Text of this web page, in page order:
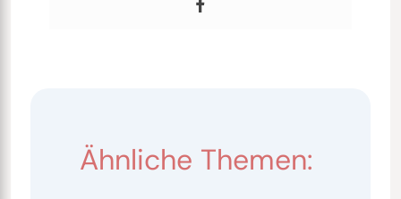
Ähnliche Themen: